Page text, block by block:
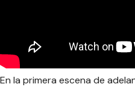
En la primera escena de